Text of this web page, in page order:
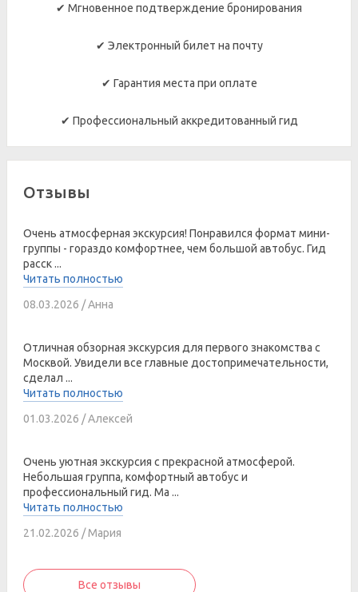
✔ Мгновенное подтверждение бронирования
✔ Электронный билет на почту
✔ Гарантия места при оплате
✔ Профессиональный аккредитованный гид
Отзывы
Очень атмосферная экскурсия! Понравился формат мини-
группы - гораздо комфортнее, чем большой автобус. Гид
расск ...
Читать полностью
08.03.2026 / Анна
Отличная обзорная экскурсия для первого знакомства с
Москвой. Увидели все главные достопримечательности,
сделал ...
Читать полностью
01.03.2026 / Алексей
Очень уютная экскурсия с прекрасной атмосферой.
Небольшая группа, комфортный автобус и
профессиональный гид. Ма ...
Читать полностью
21.02.2026 / Мария
Все отзывы